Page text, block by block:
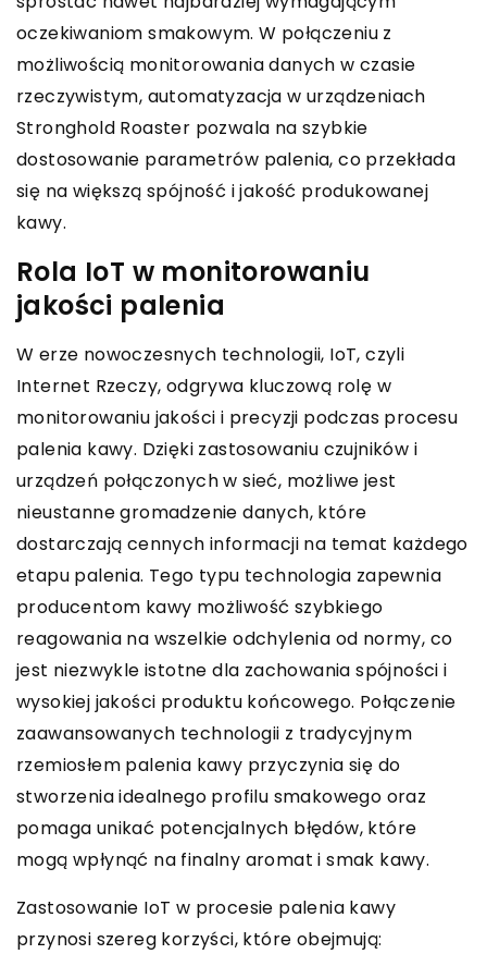
oczekiwaniom smakowym. W połączeniu z
możliwością monitorowania danych w czasie
rzeczywistym, automatyzacja w urządzeniach
Stronghold Roaster pozwala na szybkie
dostosowanie parametrów palenia, co przekłada
się na większą spójność i jakość produkowanej
kawy.
Rola IoT w monitorowaniu
jakości palenia
W erze nowoczesnych technologii, IoT, czyli
Internet Rzeczy, odgrywa kluczową rolę w
monitorowaniu jakości i precyzji podczas procesu
palenia kawy. Dzięki zastosowaniu czujników i
urządzeń połączonych w sieć, możliwe jest
nieustanne gromadzenie danych, które
dostarczają cennych informacji na temat każdego
etapu palenia. Tego typu technologia zapewnia
producentom kawy możliwość szybkiego
reagowania na wszelkie odchylenia od normy, co
jest niezwykle istotne dla zachowania spójności i
wysokiej jakości produktu końcowego. Połączenie
zaawansowanych technologii z tradycyjnym
rzemiosłem palenia kawy przyczynia się do
stworzenia idealnego profilu smakowego oraz
pomaga unikać potencjalnych błędów, które
mogą wpłynąć na finalny aromat i smak kawy.
Zastosowanie IoT w procesie palenia kawy
przynosi szereg korzyści, które obejmują: